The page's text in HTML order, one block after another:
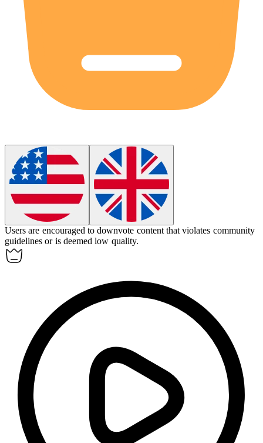
Users are encouraged todownvote content that violates community
guidelines or is deemed low quality.